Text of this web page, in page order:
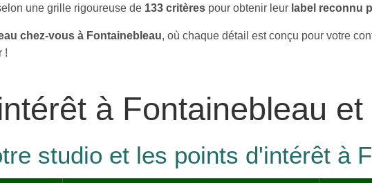
une grille rigoureuse de 133 critères pour obtenir leur label reconnu
chez-vous à Fontainebleau, où chaque détail est conçu pour votre
!
à Fontainebleau
studio et les points d'intérêt à